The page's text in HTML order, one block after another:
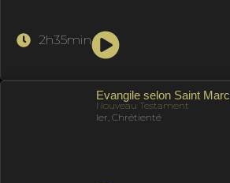
2h35min
Evangile selon Saint Marc
Nouveau Testament
Ier, Chrétienté